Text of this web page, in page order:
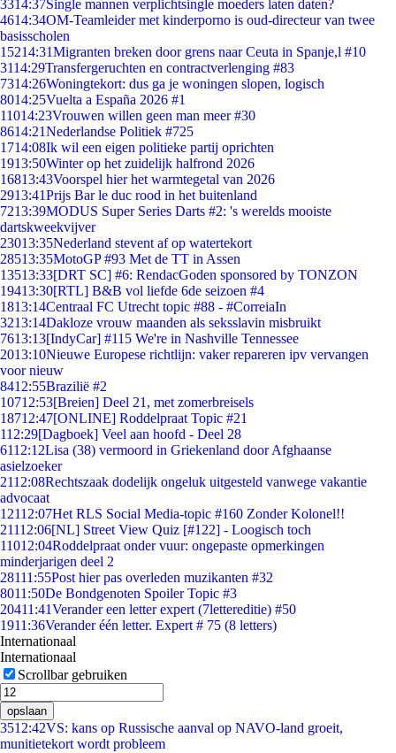
3314:37Single mannen verplichtsingle moeders laten daten?
4614:34OM-Teamleider met kinderporno is oud-directeur van twee
basisscholen
15214:31Migranten breken door grens naar Ceuta in Spanje,l #10
3114:29Transfergeruchten en contractverlenging #83
7314:26Woningtekort: dus ga je woningen slopen, logisch
8014:25Vuelta a España 2026 #1
11014:23Vrouwen willen geen man meer #30
8614:21Nederlandse Politiek #725
1714:08Ik wil een eigen politieke partij oprichten
1913:50Winter op het zuidelijk halfrond 2026
16813:43Voorspel hier het warmtegetal van 2026
2913:41Prijs Bar le duc rood in het buitenland
7213:39MODUS Super Series Darts #2: 's werelds mooiste
dartskweekvijver
23013:35Nederland stevent af op watertekort
28513:35MotoGP #93 Met de TT in Assen
13513:33[DRT SC] #6: RendacGoden sponsored by TONZON
19413:30[RTL] B&B vol liefde 6de seizoen #4
1813:14Centraal FC Utrecht topic #88 - #CorreiaIn
3213:14Dakloze vrouw maanden als seksslavin misbruikt
7613:13[IndyCar] #115 We're in Nashville Tennessee
2013:10Nieuwe Europese richtlijn: vaker repareren ipv vervangen
voor nieuw
8412:55Brazilië #2
10712:53[Breien] Deel 21, met zomerbreisels
18712:47[ONLINE] Roddelpraat Topic #21
112:29[Dagboek] Veel aan hoofd - Deel 28
6112:12Lisa (38) vermoord in Griekenland door Afghaanse
asielzoeker
2112:08Rechtszaak dodelijk ongeluk uitgesteld vanwege vakantie
advocaat
12112:07Het RLS Social Media-topic #160 Zonder Kolonel!!
21112:06[NL] Street View Quiz [#122] - Loogisch toch
11012:04Roddelpraat onder vuur: ongepaste opmerkingen
minderjarigen deel 2
28111:55Post hier pas overleden muzikanten #32
8011:50De Bondgenoten Spoiler Topic #3
20411:41Verander een letter expert (7lettereditie) #50
1911:36Verander één letter. Expert # 75 (8 letters)
Internationaal
Internationaal
Scrollbar gebruiken
opslaan
3512:42VS: kans op Russische aanval op NAVO-land groeit,
munitietekort wordt probleem